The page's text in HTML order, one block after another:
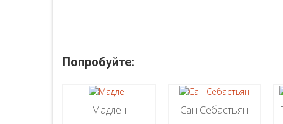
Попробуйте:
Мадлен Сан Себастьян